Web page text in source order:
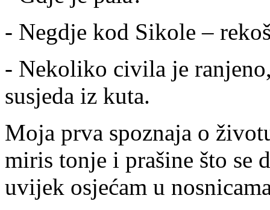
- Negdje kod Sikole –
- Nekoliko civila je
susjeda iz kuta.
Moja prva spoznaja o
miris tonje i prašine što se
uvijek osjećam u